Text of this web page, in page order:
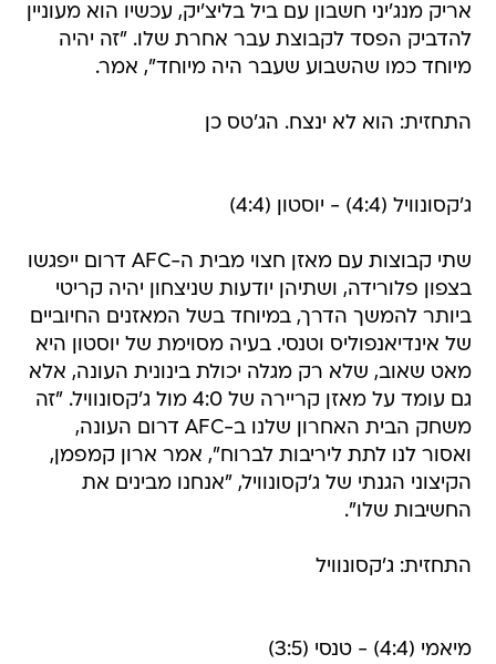
אריק מנג'יני חשבון עם ביל בליצ'יק, עכשיו הוא מעוניין
להדביק הפסד לקבוצת עבר אחרת שלו. "זה יהיה
מיוחד כמו שהשבוע שעבר היה מיוחד", אמר.
התחזית: הוא לא ינצח. הג'טס כן
ג'קסונוויל (4:4) - יוסטון (4:4)
שתי קבוצות עם מאזן חצוי מבית ה-AFC דרום ייפגשו
בצפון פלורידה, ושתיהן יודעות שניצחון יהיה קריטי
ביותר להמשך הדרך, במיוחד בשל המאזנים החיוביים
של אינדיאנפוליס וטנסי. בעיה מסוימת של יוסטון היא
מאט שאוב, שלא רק מגלה יכולת בינונית העונה, אלא
גם עומד על מאזן קריירה של 4:0 מול ג'קסונוויל. "זה
משחק הבית האחרון שלנו ב-AFC דרום העונה,
ואסור לנו לתת ליריבות לברוח", אמר ארון קמפמן,
הקיצוני הגנתי של ג'קסונוויל, "אנחנו מבינים את
החשיבות שלו".
התחזית: ג'קסונוויל
מיאמי (4:4) - טנסי (3:5)